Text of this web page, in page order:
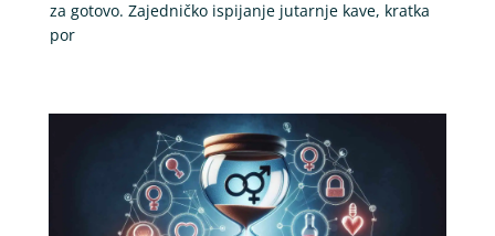
za gotovo. Zajedničko ispijanje jutarnje kave, kratka
por